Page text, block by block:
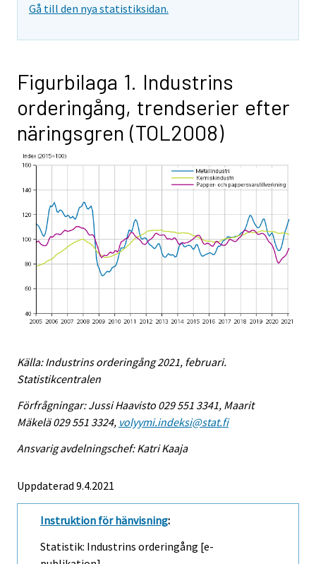
Gå till den nya statistiksidan.
Figurbilaga 1. Industrins
orderingång, trendserier efter
näringsgren (TOL2008)
Källa: Industrins orderingång 2021, februari.
Statistikcentralen
Förfrågningar: Jussi Haavisto 029 551 3341, Maarit
Mäkelä 029 551 3324, volyymi.indeksi@stat.fi
Ansvarig avdelningschef: Katri Kaaja
Uppdaterad 9.4.2021
Instruktion för hänvisning:
Statistik: Industrins orderingång [e-